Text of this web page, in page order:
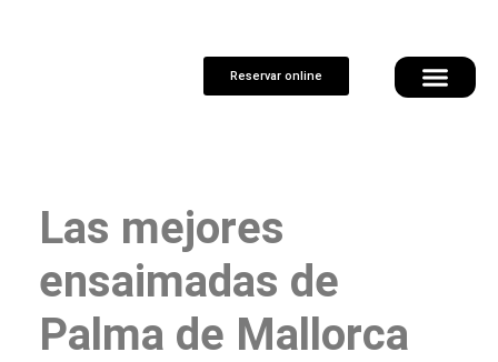
Reservar online
Las mejores
ensaimadas de
Palma de Mallorca